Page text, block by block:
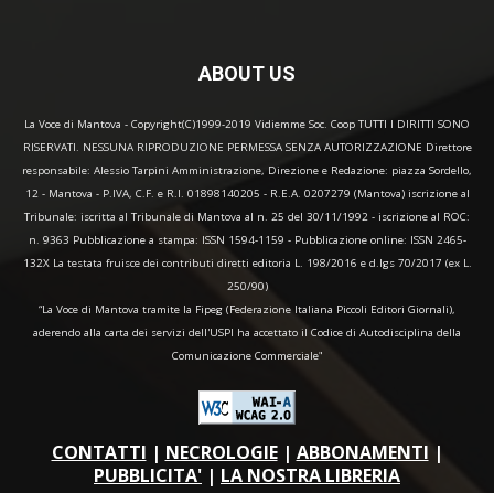
ABOUT US
La Voce di Mantova - Copyright(C)1999-2019 Vidiemme Soc. Coop TUTTI I DIRITTI SONO
RISERVATI. NESSUNA RIPRODUZIONE PERMESSA SENZA AUTORIZZAZIONE Direttore
responsabile: Alessio Tarpini Amministrazione, Direzione e Redazione: piazza Sordello,
12 - Mantova - P.IVA, C.F. e R.I. 01898140205 - R.E.A. 0207279 (Mantova) iscrizione al
Tribunale: iscritta al Tribunale di Mantova al n. 25 del 30/11/1992 - iscrizione al ROC:
n. 9363 Pubblicazione a stampa: ISSN 1594-1159 - Pubblicazione online: ISSN 2465-
132X La testata fruisce dei contributi diretti editoria L. 198/2016 e d.lgs 70/2017 (ex L.
250/90)
“La Voce di Mantova tramite la Fipeg (Federazione Italiana Piccoli Editori Giornali),
aderendo alla carta dei servizi dell'USPI ha accettato il Codice di Autodisciplina della
Comunicazione Commerciale"
CONTATTI | NECROLOGIE| ABBONAMENTI |
PUBBLICITA' | LA NOSTRA LIBRERIA